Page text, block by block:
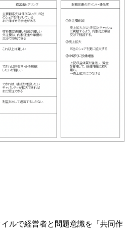
ルで経営者と問題意識を「共同作